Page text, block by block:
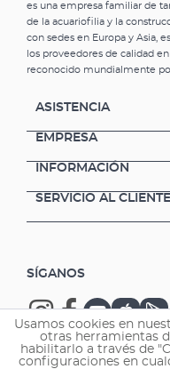
es una empresa familiar de
de la acuariofilia y la
con sedes en Europa y Asia,
los proveedores de calidad
reconocido mundialmente
ASISTENCIA
EMPRESA
INFORMACIÓN
SERVICIO AL CLIENTE
SÍGANOS
Usamos cookies en
otras herramientas
habilitarlo a través de
configuraciones en